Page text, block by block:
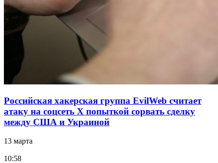
Российская хакерская группа EvilWeb считает
атаку на соцсеть Х попыткой сорвать сделку
между США и Украиной
13 марта
10:58